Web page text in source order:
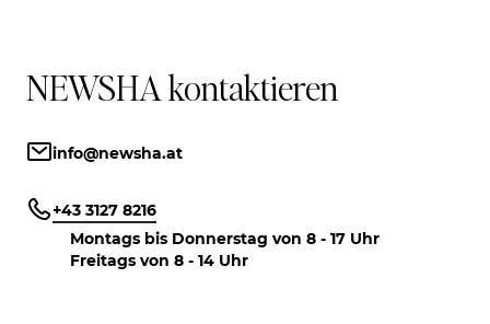
NEWSHA kontaktieren
info@newsha.at
+43 3127 8216
Montags bis Donnerstag von 8 - 17 Uhr
Freitags von 8 - 14 Uhr